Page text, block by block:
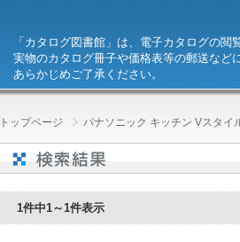
「カタログ図書館」は、電子カタログの閲
実物のカタログ冊子や価格表等の郵送など
あらかじめご了承ください。
トップページ パナソニック キッチン Vスタイ
1件中1～1件表示